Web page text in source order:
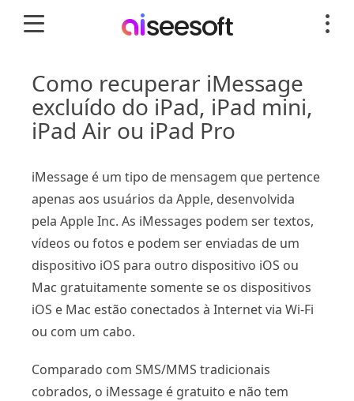
Como recuperar iMessage
excluído do iPad, iPad mini,
iPad Air ou iPad Pro
iMessage é um tipo de mensagem que pertence
apenas aos usuários da Apple, desenvolvida
pela Apple Inc. As iMessages podem ser textos,
vídeos ou fotos e podem ser enviadas de um
dispositivo iOS para outro dispositivo iOS ou
Mac gratuitamente somente se os dispositivos
iOS e Mac estão conectados à Internet via Wi-Fi
ou com um cabo.
Comparado com SMS/MMS tradicionais
cobrados, o iMessage é gratuito e não tem